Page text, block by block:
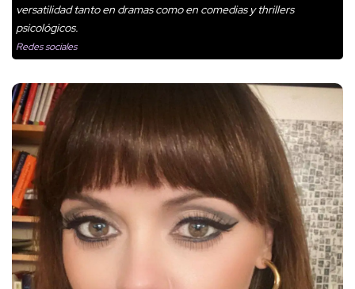
versatilidad tanto en dramas como en comedias y thrillers
psicológicos.
Redes sociales